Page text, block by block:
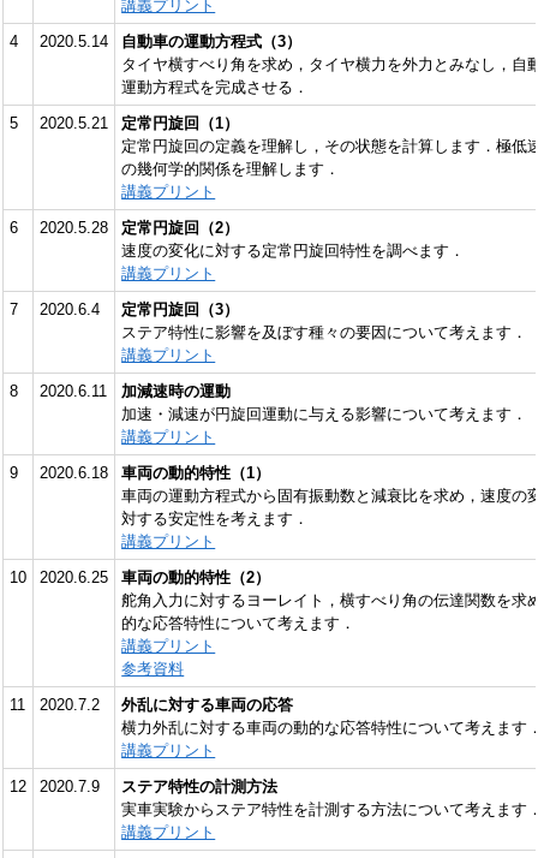
講義プリント
4
2020.5.14
自動車の運動方程式（3）
タイヤ横すべり角を求め，タイヤ横力を外力とみなし，自
運動方程式を完成させる．
5
2020.5.21
定常円旋回（1）
定常円旋回の定義を理解し，その状態を計算します．極低
の幾何学的関係を理解します．
講義プリント
6
2020.5.28
定常円旋回（2）
速度の変化に対する定常円旋回特性を調べます．
講義プリント
7
2020.6.4
定常円旋回（3）
ステア特性に影響を及ぼす種々の要因について考えます．
講義プリント
8
2020.6.11
加減速時の運動
加速・減速が円旋回運動に与える影響について考えます．
講義プリント
9
2020.6.18
車両の動的特性（1）
車両の運動方程式から固有振動数と減衰比を求め，速度の
対する安定性を考えます．
講義プリント
10
2020.6.25
車両の動的特性（2）
舵角入力に対するヨーレイト，横すべり角の伝達関数を求
的な応答特性について考えます．
講義プリント
参考資料
11
2020.7.2
外乱に対する車両の応答
横力外乱に対する車両の動的な応答特性について考えます
講義プリント
12
2020.7.9
ステア特性の計測方法
実車実験からステア特性を計測する方法について考えます
講義プリント